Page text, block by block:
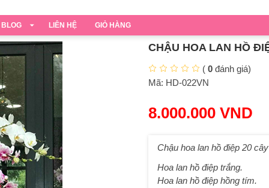
BLOG LIÊN HỆ GIỎ HÀNG
CHẬU HOA LAN HỒ
( 0đánh giá)
Mã: HD-022VN
8.000.000 VND
Chậu hoa lan hồ điệp 20
Hoa lan hồ điệp trắng.
Hoa lan hồ điệp hồng tím.